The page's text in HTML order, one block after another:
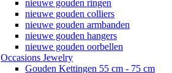
nieuwe gouden ringen
nieuwe gouden colliers
nieuwe gouden armbanden
nieuwe gouden hangers
nieuwe gouden oorbellen
Occasions Jewelry
Gouden Kettingen 55 cm - 75 cm